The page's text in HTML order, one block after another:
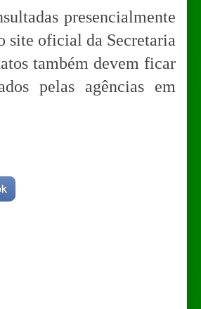
presencialmente
site oficial da Secretaria
também devem ficar
pelas agências em